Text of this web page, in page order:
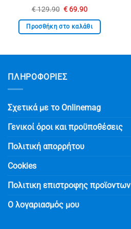
€129.90 Original
was:
€ 129.90.
€69.90Η
τιμή
είναι:
Προσθήκη στο καλάθι
ΠΛΗΡΟΦΟΡΙΕΣ
Σχετικά με το Onlinemag
Γενικοί όροι και προϋποθέσεις
Πολιτική απορρήτου
Cookies
Πολιτικη επιστροφης προϊοντων
Ο λογαριασμός μου